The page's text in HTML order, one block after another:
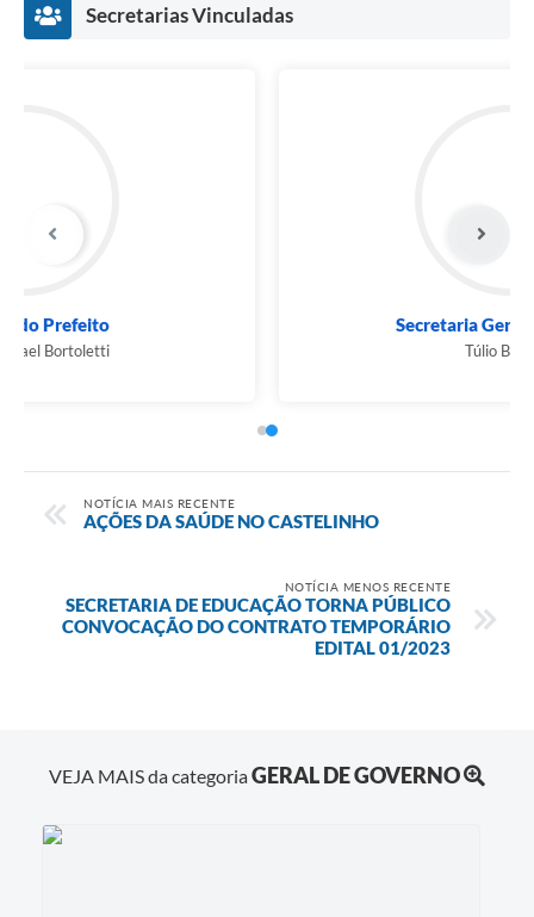
Secretarias Vinculadas
NOTÍCIA MAIS RECENTE
AÇÕES DA SAÚDE NO CASTELINHO
NOTÍCIA MENOS RECENTE
SECRETARIA DE EDUCAÇÃO TORNA PÚBLICO
CONVOCAÇÃO DO CONTRATO TEMPORÁRIO
EDITAL 01/2023
VEJA MAIS da categoriaGERAL DE GOVERNO